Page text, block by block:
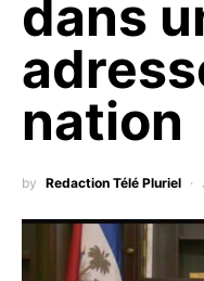
dans
nation
by Redaction Télé Pluriel